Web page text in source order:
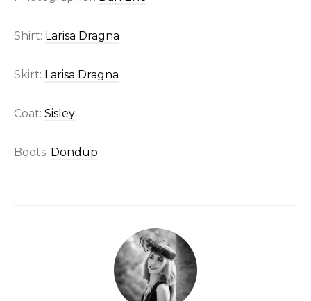
Shirt: Larisa Dragna
Skirt: Larisa Dragna
Coat: Sisley
Boots: Dondup